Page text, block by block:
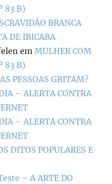
83 B)
BRANCA
DE IBICABA
em MULHER COM
83 B)
PESSOAS GRITAM?
– ALERTA CONTRA
– ALERTA CONTRA
DITOS POPULARES E
– A ARTE DO